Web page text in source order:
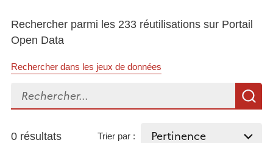
Rechercher parmi les 233 réutilisations sur Portail
Open Data
Rechercher dans les jeux de données
Rechercher...
0 résultats Trier par :